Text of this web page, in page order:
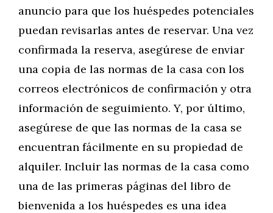
anuncio para que los huéspedes potenciales
puedan revisarlas antes de reservar. Una vez
confirmada la reserva, asegúrese de enviar
una copia de las normas de la casa con los
correos electrónicos de confirmación y otra
información de seguimiento. Y, por último,
asegúrese de que las normas de la casa se
encuentran fácilmente en su propiedad de
alquiler. Incluir las normas de la casa como
una de las primeras páginas del libro de
bienvenida a los huéspedes es una idea